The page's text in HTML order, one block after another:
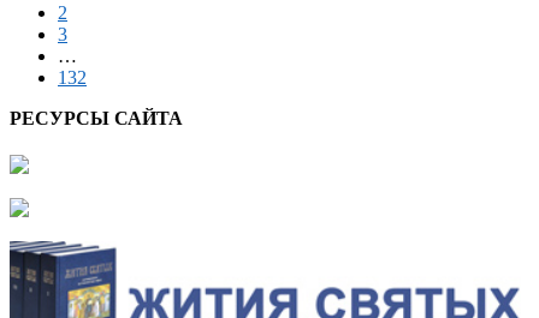
2
3
…
132
РЕСУРСЫ САЙТА